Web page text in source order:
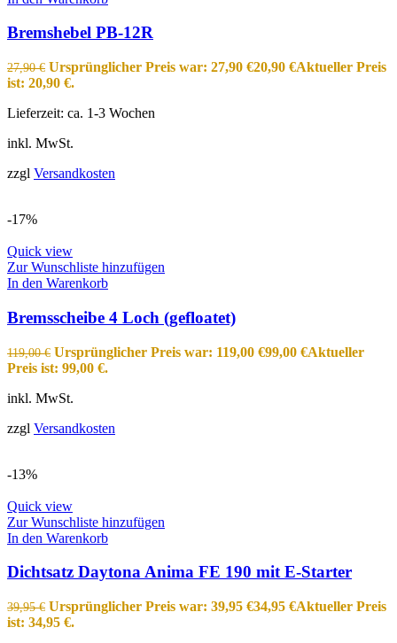
Bremshebel PB-12R
27,90€ Ursprünglicher Preis war: 27,90 €20,90 €Aktueller Preis
ist: 20,90 €.
Lieferzeit: ca. 1-3 Wochen
inkl. MwSt.
zzgl Versandkosten
-17%
Quick view
Zur Wunschliste hinzufügen
In den Warenkorb
Bremsscheibe 4 Loch (gefloatet)
119,00€ Ursprünglicher Preis war: 119,00 €99,00 €Aktueller
Preis ist: 99,00 €.
inkl. MwSt.
zzgl Versandkosten
-13%
Quick view
Zur Wunschliste hinzufügen
In den Warenkorb
Dichtsatz Daytona Anima FE 190 mit E-Starter
39,95€ Ursprünglicher Preis war: 39,95 €34,95 €Aktueller Preis
ist: 34,95 €.